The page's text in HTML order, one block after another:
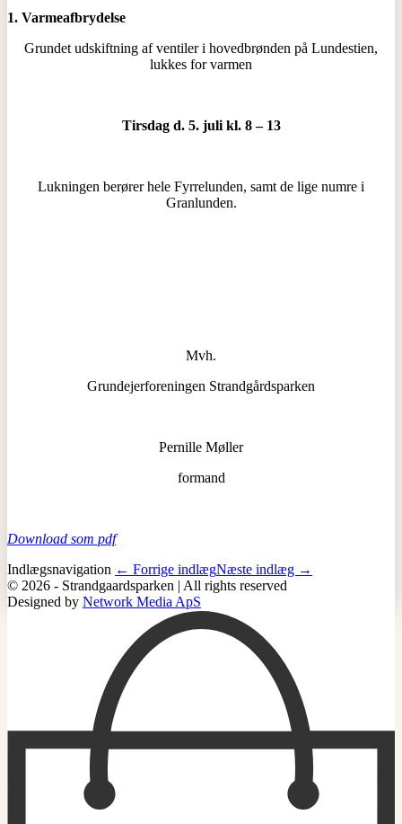
1. Varmeafbrydelse
Grundet udskiftning af ventiler i hovedbrønden på Lundestien,
lukkes for varmen
Tirsdag d. 5. juli kl. 8 – 13
Lukningen berører hele Fyrrelunden, samt de lige numre i
Granlunden.
Mvh.
Grundejerforeningen Strandgårdsparken
Pernille Møller
formand
Download som pdf
Indlægsnavigation ← Forrige indlægNæste indlæg →
© 2026 - Strandgaardsparken | All rights reserved
Designed by Network Media ApS